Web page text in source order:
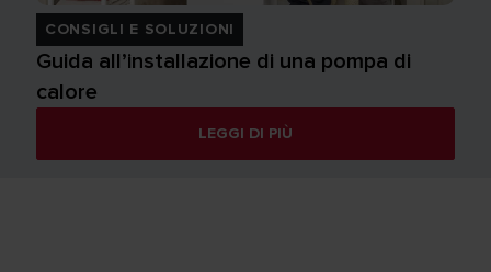
CONSIGLI E SOLUZIONI
Guida all’installazione di una pompa di
calore
LEGGI DI PIÙ